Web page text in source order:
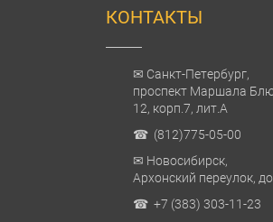
КОНТАКТЫ
✉ Санкт-Петербург,
проспект Маршала
12, корп.7, лит.А
☎ (812)775-05-00
✉ Новосибирск,
Архонский переулок,
☎ +7 (383) 303-11-23